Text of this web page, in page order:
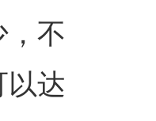
，不
以达